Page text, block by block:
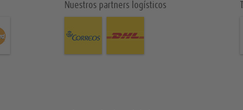
Nuestros partners logísticos